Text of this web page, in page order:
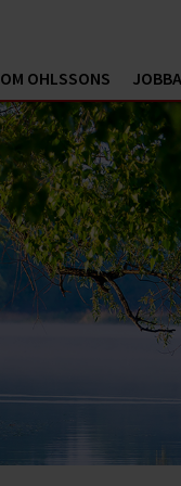
OM OHLSSONS